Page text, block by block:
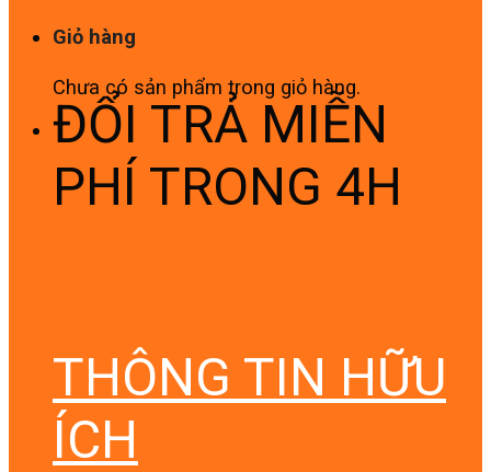
Giỏ hàng
Chưa có sản phẩm trong giỏ hàng.
ĐỔI TRẢ MIỄN
PHÍ TRONG 4H
THÔNG TIN HỮU
ÍCH